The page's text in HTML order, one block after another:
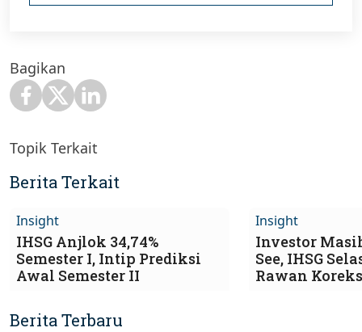
Bagikan
Topik Terkait
Berita Terkait
Insight
IHSG Anjlok 34,74%
Semester I, Intip Prediksi
Awal Semester II
Insight
Investor
See, IHSG
Rawan
Berita Terbaru